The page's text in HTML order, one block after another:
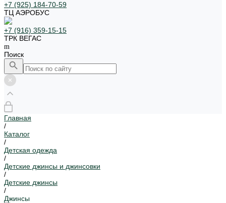
+7 (925) 184-70-59
ТЦ АЭРОБУС
+7 (916) 359-15-15
ТРК ВЕГАС
Поиск
Главная
/
Каталог
/
Детская одежда
/
Детские джинсы и джинсовки
/
Детские джинсы
/
Джинсы